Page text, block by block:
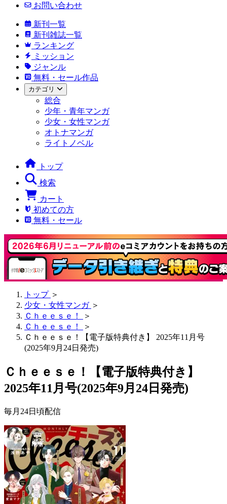
お問い合わせ
新刊一覧
新刊雑誌一覧
ランキング
ミッション
ジャンル
無料・セール作品
カテゴリ
総合
少年・青年マンガ
少女・女性マンガ
オトナマンガ
ライトノベル
トップ
検索
カート
初めての方
無料・セール
トップ ＞
少女・女性マンガ ＞
Ｃｈｅｅｓｅ！
＞
Ｃｈｅｅｓｅ！
＞
Ｃｈｅｅｓｅ！【電子版特典付き】 2025年11月号
(2025年9月24日発売)
Ｃｈｅｅｓｅ！【電子版特典付き】
2025年11月号(2025年9月24日発売)
毎月24日頃配信